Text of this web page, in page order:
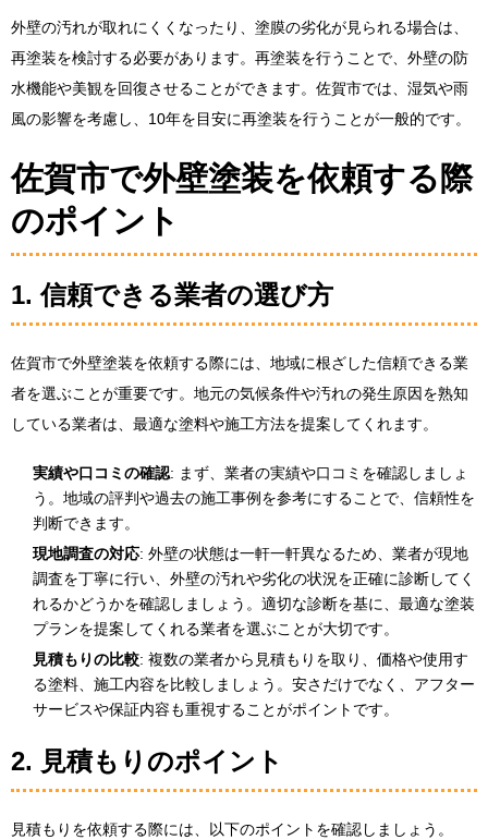
外壁の汚れが取れにくくなったり、塗膜の劣化が見られる場合は、
再塗装を検討する必要があります。再塗装を行うことで、外壁の防
水機能や美観を回復させることができます。佐賀市では、湿気や雨
風の影響を考慮し、10年を目安に再塗装を行うことが一般的です。
佐賀市で外壁塗装を依頼する際
のポイント
1. 信頼できる業者の選び方
佐賀市で外壁塗装を依頼する際には、地域に根ざした信頼できる業
者を選ぶことが重要です。地元の気候条件や汚れの発生原因を熟知
している業者は、最適な塗料や施工方法を提案してくれます。
実績や口コミの確認: まず、業者の実績や口コミを確認しましょ
う。地域の評判や過去の施工事例を参考にすることで、信頼性を
判断できます。
現地調査の対応: 外壁の状態は一軒一軒異なるため、業者が現地
調査を丁寧に行い、外壁の汚れや劣化の状況を正確に診断してく
れるかどうかを確認しましょう。適切な診断を基に、最適な塗装
プランを提案してくれる業者を選ぶことが大切です。
見積もりの比較: 複数の業者から見積もりを取り、価格や使用す
る塗料、施工内容を比較しましょう。安さだけでなく、アフター
サービスや保証内容も重視することがポイントです。
2. 見積もりのポイント
見積もりを依頼する際には、以下のポイントを確認しましょう。